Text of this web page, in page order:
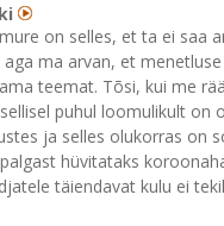
on selles, et ta ei
ma arvan, et
teemat. Tõsi, kui me
puhul loomulikult on
ja selles olukorras on
hüvitataks
täiendavat kulu ei